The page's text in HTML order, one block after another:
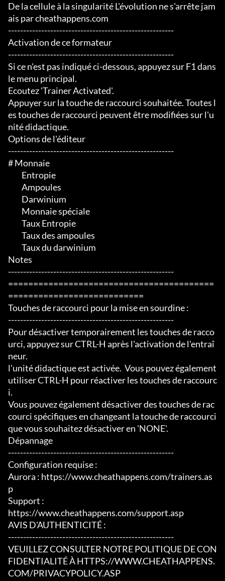
De la cellule à la singularité L'évolution ne s'arrête jam
ais par cheathappens.com
-------------------------------------------------------
Activation de ce formateur
-------------------------------------------------------
Si ce n'est pas indiqué ci-dessous, appuyez sur F1 dans
le menu principal.
Ecoutez 'Trainer Activated'.
Appuyer sur la touche de raccourci souhaitée. Toutes l
es touches de raccourci peuvent être modifiées sur l'u
nité didactique.
Options de l'éditeur
-------------------------------------------------------
# Monnaie
Notes
-------------------------------------------------------
=========================================
===========================
Touches de raccourci pour la mise en sourdine :
-------------------------------------------------------
Pour désactiver temporairement les touches de racco
urci, appuyez sur CTRL-H après l'activation de l'entraî
neur.
l'unité didactique est activée.  Vous pouvez également
utiliser CTRL-H pour réactiver les touches de raccourc
i.
Vous pouvez également désactiver des touches de rac
courci spécifiques en changeant la touche de raccourci
que vous souhaitez désactiver en 'NONE'.
Dépannage
-------------------------------------------------------
Configuration requise :
Aurora : https://www.cheathappens.com/trainers.as
p
Support :
https://www.cheathappens.com/support.asp
AVIS D'AUTHENTICITÉ :
-------------------------------------------------------
VEUILLEZ CONSULTER NOTRE POLITIQUE DE CON
FIDENTIALITÉ À HTTPS://WWW.CHEATHAPPENS.
COM/PRIVACYPOLICY.ASP